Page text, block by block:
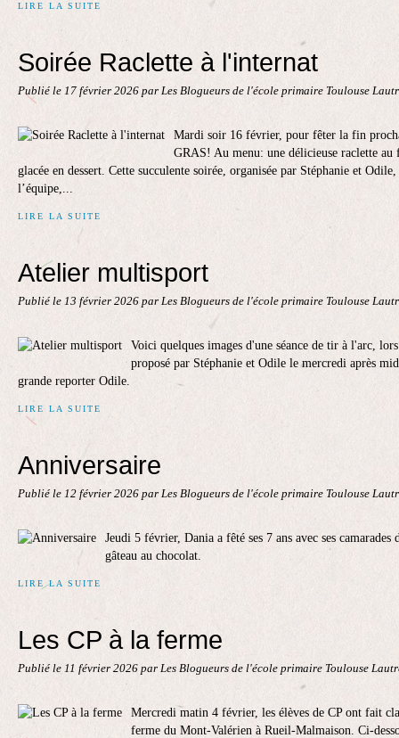
LIRE LA SUITE
Soirée Raclette à l'internat
Publié le 17 février 2026 par Les Blogueurs de l'école primaire Toulouse
Mardi soir 16 février, pour fêter la fin
GRAS! Au menu: une délicieuse raclette au
glacée en dessert. Cette succulente soirée, organisée par Stéphanie et
l’équipe,...
LIRE LA SUITE
Atelier multisport
Publié le 13 février 2026 par Les Blogueurs de l'école primaire Toulouse
Voici quelques images d'une séance de tir à l'arc,
proposé par Stéphanie et Odile le mercredi après
grande reporter Odile.
LIRE LA SUITE
Anniversaire
Publié le 12 février 2026 par Les Blogueurs de l'école primaire Toulouse
Jeudi 5 février, Dania a fêté ses 7 ans avec ses camarades
gâteau au chocolat.
LIRE LA SUITE
Les CP à la ferme
Publié le 11 février 2026 par Les Blogueurs de l'école primaire Toulouse
Mercredi matin 4 février, les élèves de CP ont fait
ferme du Mont-Valérien à Rueil-Malmaison. Ci-